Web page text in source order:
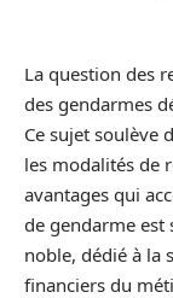
La question des
des gendarmes
Ce sujet soulève
les modalités de
avantages qui
de gendarme est
noble, dédié à la
financiers du